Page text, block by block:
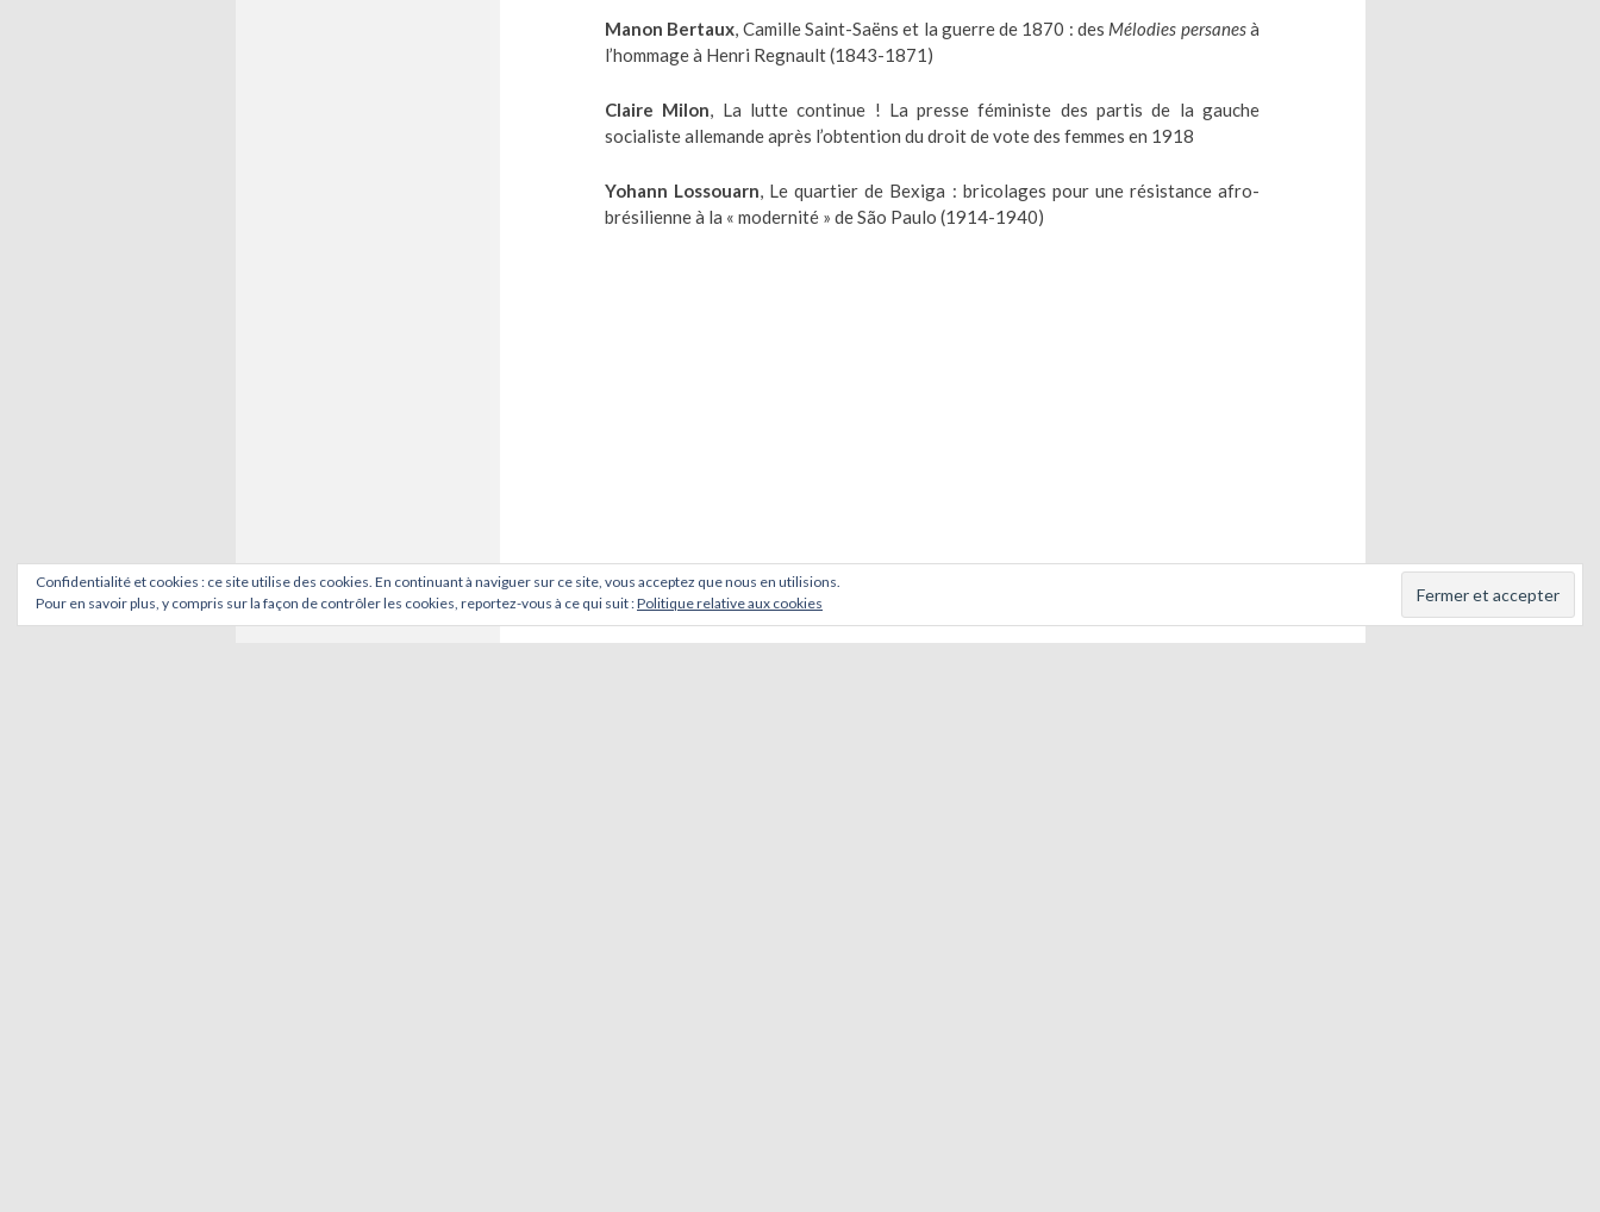
Manon Bertaux , Camille Saint-Saëns et la guerre de 1870 : des Mélodies persanesà
l’hommage à Henri Regnault (1843-1871)
Claire Milon , La lutte continue ! La presse féministe des partis de la gauche
socialiste allemande après l’obtention du droit de vote des femmes en 1918
Yohann Lossouarn , Le quartier de Bexiga : bricolages pour une résistance afro-
brésilienne à la « modernité » de São Paulo (1914-1940)
Confidentialité et cookies : ce site utilise des cookies. En continuant à naviguer sur ce site, vous acceptez que nous en utilisions.
Pour en savoir plus, y compris sur la façon de contrôler les cookies, reportez-vous à ce qui suit :Politique relative aux cookies